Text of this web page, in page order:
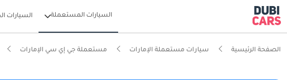
السيارات المستعملة السيارات
الصفحة الرئيسية سيارات مستعملة الإمارات مستعملة جي إي سي الإمارات